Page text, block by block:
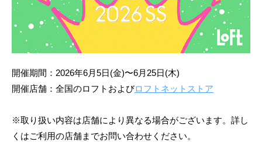
開催期間：2026年6⽉5日(金)〜6月25日(木)
開催店舗：全国のロフトおよびロフトネットストア
※取り扱い内容は店舗により異なる場合がございます。詳し
くはご利用の店舗までお問い合わせください。